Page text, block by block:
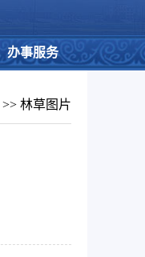
办事服务
>> 林草图片